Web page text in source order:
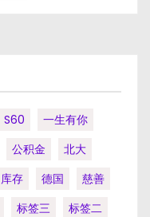
S60
一生有你
公积金
北大
库存 德国
慈善
标签三
标签二